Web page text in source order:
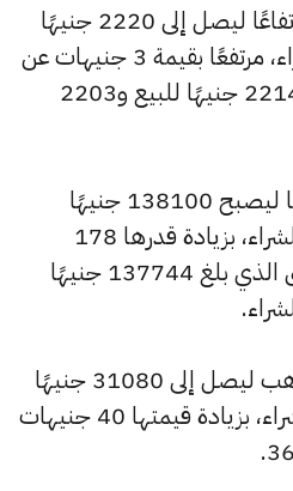
كما سجل سعر عيار 12 ارتفاعًا ليصل إلى 2220 جنيهًا
للبيع و2206 جنيهًا للشراء، مرتفعًا بقيمة 3 جنيهات عن
السعر السابق الذي كان 2214 جنيهًا للبيع و2203
وشهد سعر الاونصة ارتفاعًا ليصبح 138100 جنيهًا
للبيع و137211 جنيهًا للشراء، بزيادة قدرها 178
جنيهات عن السعر السابق الذي بلغ 137744 جنيهًا
كما ارتفع سعر الجنيه الذهب ليصل إلى 31080 جنيهًا
للبيع و30880 جنيهًا للشراء، بزيادة قيمتها 40 جنيهات